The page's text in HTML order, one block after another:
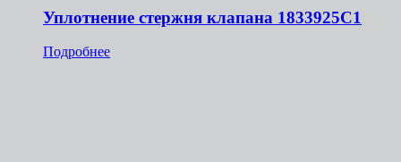
Уплотнение стержня клапана 1833925С1
Подробнее